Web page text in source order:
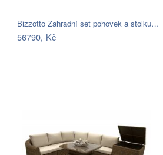
Bizzotto Zahradní set pohovek a stolku…
56790,-Kč